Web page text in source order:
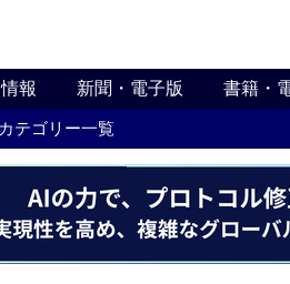
報 新聞・電子版 書籍・
テゴリー一覧